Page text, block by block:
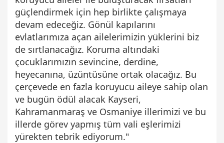
güçlendirmek için hep birlikte çalışmaya
devam edeceğiz. Gönül kapılarını
evlatlarımıza açan ailelerimizin yüklerini biz
de sırtlanacağız. Koruma altındaki
çocuklarımızın sevincine, derdine,
heyecanına, üzüntüsüne ortak olacağız. Bu
çerçevede en fazla koruyucu aileye sahip olan
ve bugün ödül alacak Kayseri,
Kahramanmaraş ve Osmaniye illerimizi ve bu
illerde görev yapmış tüm vali eşlerimizi
yürekten tebrik ediyorum."